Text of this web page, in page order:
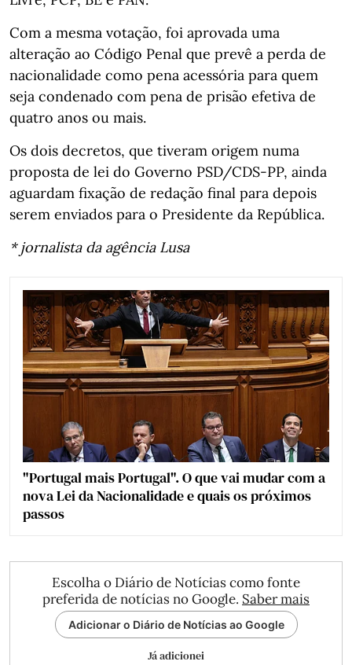
Com a mesma votação, foi aprovada uma
alteração ao Código Penal que prevê a perda de
nacionalidade como pena acessória para quem
seja condenado com pena de prisão efetiva de
quatro anos ou mais.
Os dois decretos, que tiveram origem numa
proposta de lei do Governo PSD/CDS-PP, ainda
aguardam fixação de redação final para depois
serem enviados para o Presidente da República.
* jornalista da agência Lusa
"Portugal mais Portugal". O que vai mudar com a
nova Lei da Nacionalidade e quais os próximos
passos
Escolha o Diário de Notícias como fonte
preferida de notícias no Google. Saber mais
Adicionar o Diário de Notícias ao Google
Já adicionei